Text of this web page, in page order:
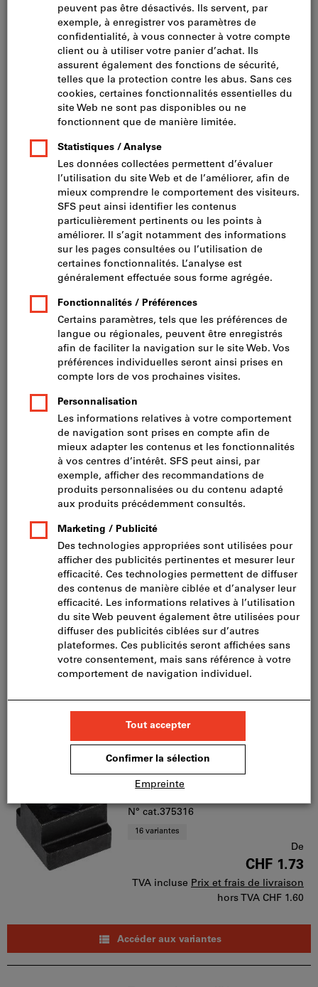
Ecrous en T (24)
Brides de serrage (18)
Rondelles et vis (16)
Kits d’éléments de serrage (3)
Filtrer et trier
produits
Produits
Tasseau en T avec filetage
amf
N° cat.375315
CHF 2.54
TVA incluse
Prix et frais de livraison
hors TVA
Accéder aux variantes
Ecrou à embase
amf
N° cat.375390
9 variantes
CHF 0.97
TVA incluse Prix et frais de livraison
hors TVA
Accéder aux variantes
Tasseaux en T avec filetage
N° cat.375316
16 variantes
De
CHF 1.73
TVA incluse Prix et frais de livraison
hors TVA CHF 1.60
Accéder aux variantes